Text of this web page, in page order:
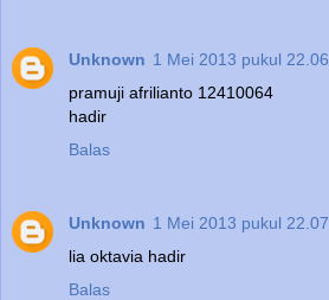
Unknown 1 Mei 2013 pukul 22.06
pramuji afrilianto 12410064
hadir
Balas
Unknown 1 Mei 2013 pukul 22.07
lia oktavia hadir
Balas